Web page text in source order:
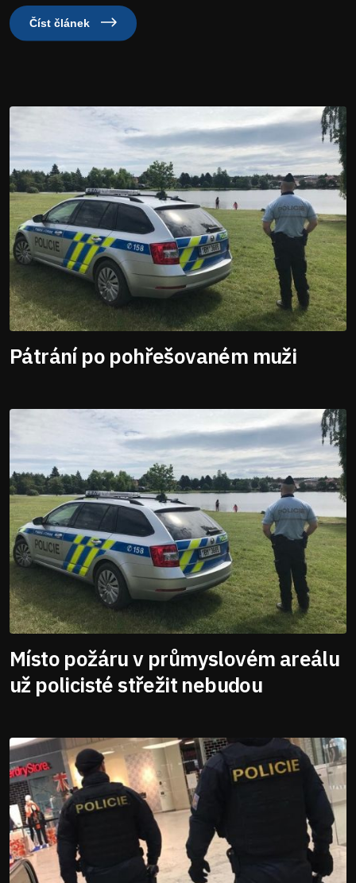
Číst článek
Pátrání po pohřešovaném muži
Místo požáru v průmyslovém areálu
už policisté střežit nebudou